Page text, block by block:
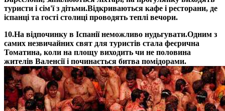
туристи і сім'ї з дітьми.Відкриваються кафе і ресторани, де
іспанці та гості столиці проводять теплі вечори.
10.На відпочинку в Іспанії неможливо нудьгувати.Одним з
самих незвичайних свят для туристів стала феєрична
Томатина, коли на площу виходить чи не половина
жителів Валенсії і починається битва помідорами.